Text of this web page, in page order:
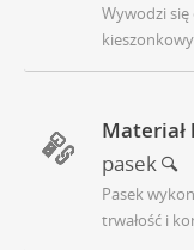
Wywodzi
pasek
Pasek
trwałość i